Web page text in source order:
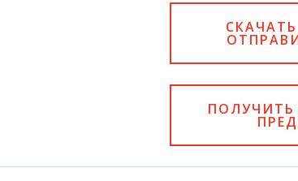
ПОЛУЧИТЬ